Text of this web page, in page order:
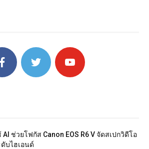
AI ช่วยโฟกัส Canon EOS R6 V จัดสเปกวิดีโอ
บไฮเอนด์